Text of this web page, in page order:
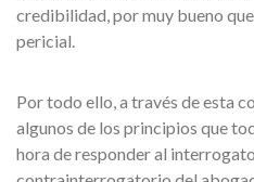
credibilidad, por muy bueno
pericial.
Por todo ello, a través de esta
algunos de los principios que
hora de responder al